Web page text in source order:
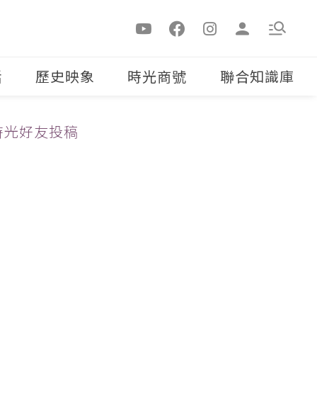
歷史映象 時光商號 聯合知識庫
光好友投稿